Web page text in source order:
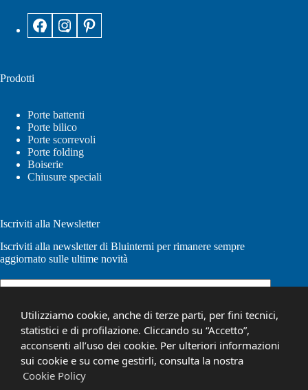
Prodotti
Porte battenti
Porte bilico
Porte scorrevoli
Porte folding
Boiserie
Chiusure speciali
Iscriviti alla Newsletter
Iscriviti alla newsletter di Bluinterni per rimanere sempre
aggiornato sulle ultime novità
I tuoi dati personali saranno utilizzati per elaborare la tua richiesta e
per altri scopi descritti nella nostra
Email
Utilizziamo cookie, anche di terze parti, per fini tecnici,
statistici e di profilazione. Cliccando su “Accetto”,
acconsenti all’uso dei cookie. Per ulteriori informazioni
sui cookie e su come gestirli, consulta la nostra
Cookie Policy